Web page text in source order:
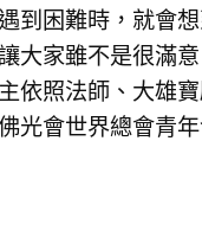
到困難時，就會
大家雖不是很滿
依照法師、大雄
光會世界總會青